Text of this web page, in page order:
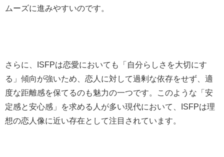
ムーズに進みやすいのです。
さらに、ISFPは恋愛においても「自分らしさを大切にす
る」傾向が強いため、恋人に対して過剰な依存をせず、適
度な距離感を保てるのも魅力の一つです。このような「安
定感と安心感」を求める人が多い現代において、ISFPは理
想の恋人像に近い存在として注目されています。